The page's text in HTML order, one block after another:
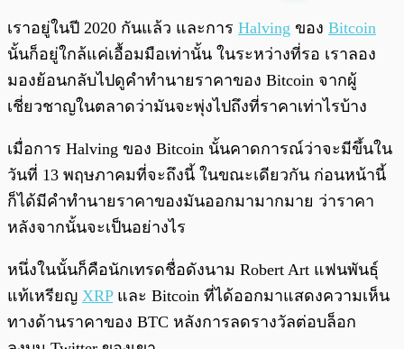
พร้อมเล่น
เราอยู่ในปี 2020 กันแล้ว และการ Halving ของ Bitcoin
นั้นก็อยู่ใกล้แค่เอื้อมมือเท่านั้น ในระหว่างที่รอ เราลอง
มองย้อนกลับไปดูคำทำนายราคาของ Bitcoin จากผู้
เชี่ยวชาญในตลาดว่ามันจะพุ่งไปถึงที่ราคาเท่าไรบ้าง
เมื่อการ Halving ของ Bitcoin นั้นคาดการณ์ว่าจะมีขึ้นใน
วันที่ 13 พฤษภาคมที่จะถึงนี้ ในขณะเดียวกัน ก่อนหน้านี้
ก็ได้มีคำทำนายราคาของมันออกมามากมาย ว่าราคา
หลังจากนั้นจะเป็นอย่างไร
หนึ่งในนั้นก็คือนักเทรดชื่อดังนาม Robert Art แฟนพันธุ์
แท้เหรียญ XRPและ Bitcoin ที่ได้ออกมาแสดงความเห็น
ทางด้านราคาของ BTC หลังการลดรางวัลต่อบล็อก